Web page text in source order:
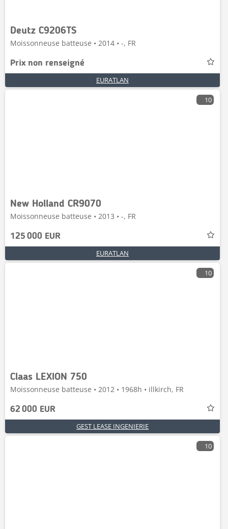
Deutz C9206TS
Moissonneuse batteuse • 2014 • -, FR
Prix non renseigné
EURATLAN
10
New Holland CR9070
Moissonneuse batteuse • 2013 • -, FR
125 000 EUR
EURATLAN
10
Claas LEXION 750
Moissonneuse batteuse • 2012 • 1968h • illkirch, FR
62 000 EUR
GEST LEASE INGENIERIE
10